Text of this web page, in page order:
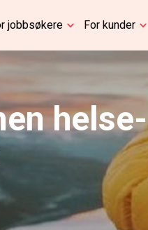
jobbsøkere For kunder
helse-